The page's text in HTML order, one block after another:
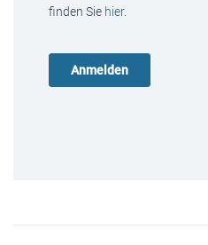
finden Sie hier.